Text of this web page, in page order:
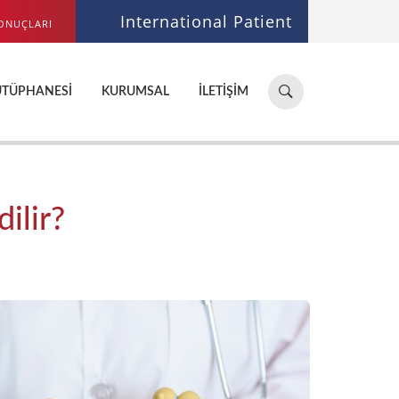
International Patient
Hastane,
doktor,
ara...
KURUMSAL İLETIŞIM